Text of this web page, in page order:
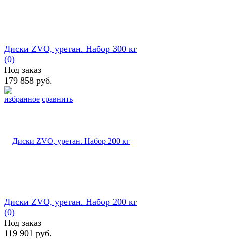
избранное сравнить
Диски ZVO, уретан. Набор 300 кг
(0)
Под заказ
179 858 руб.
Диски ZVO, уретан. Набор 200 кг
(0)
Под заказ
119 901 руб.